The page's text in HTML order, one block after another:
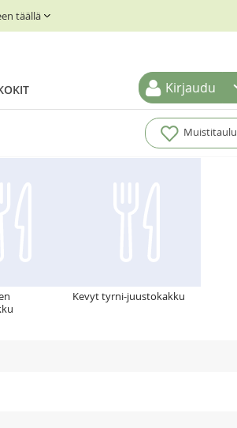
täällä
Kirjaudu
Muistitaulu
Kevyt tyrni-juustokakku